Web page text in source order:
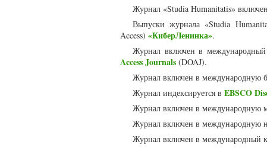
Журнал «Studia Humanitatis»
Выпуски журнала «Studia
Access) «КиберЛенинка».
Журнал включен в международный
Access Journals (DOAJ).
Журнал включен в международную
Журнал индексируется в EBSCO
Журнал включен в международную
Журнал включен в международную
Журнал включен в международный